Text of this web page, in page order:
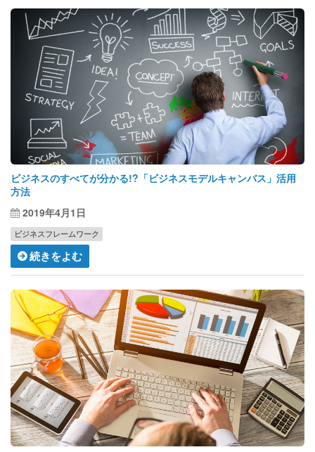
ビジネスのすべてが分かる!?「ビジネスモデルキャンバス」活用
方法
2019年4月1日
ビジネスフレームワーク
続きをよむ